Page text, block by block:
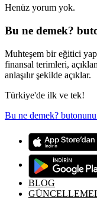
Henüz yorum yok.
Bu ne demek?
Muhteşem bir eğitici
finansal terimleri,
anlaşılır şekilde açıklar.
Türkiye'de ilk ve tek!
Bu ne demek?
BLOG